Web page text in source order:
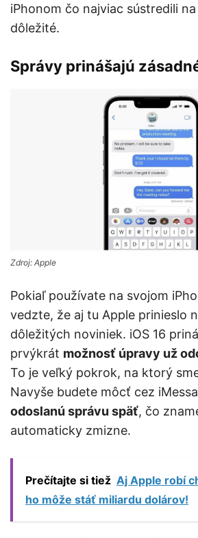
iPhonom čo najviac sústredili
dôležité.
Správy prinášajú
Zdroj: Apple
Pokiaľ používate na svojom
vedzte, že aj tu Apple prinieslo
dôležitých noviniek. iOS 16
prvýkrát možnosť úpravy už
To je veľký pokrok, na ktorý
Navyše budete môcť cez
odoslanú správu späť, čo
automaticky zmizne.
Prečítajte si tiež Aj Apple robí
ho môže stáť miliardu dolárov!